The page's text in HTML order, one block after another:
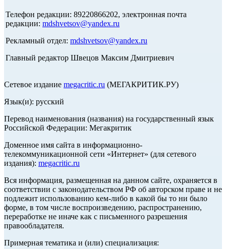
Телефон редакции: 89220866202, электронная почта
редакции: mdshvetsov@yandex.ru
Рекламный отдел: mdshvetsov@yandex.ru
Главный редактор Швецов Максим Дмитриевич
Сетевое издание megacritic.ru (МЕГАКРИТИК.РУ)
Язык(и): русский
Перевод наименования (названия) на государственный язык
Российской Федерации: Мегакритик
Доменное имя сайта в информационно-
телекоммуникационной сети «Интернет» (для сетевого
издания): megacritic.ru
Вся информация, размещенная на данном сайте, охраняется в
соответствии с законодательством РФ об авторском праве и не
подлежит использованию кем-либо в какой бы то ни было
форме, в том числе воспроизведению, распространению,
переработке не иначе как с письменного разрешения
правообладателя.
Примерная тематика и (или) специализация: